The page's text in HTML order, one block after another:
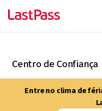
Centro de Confiança
Entre no clima de